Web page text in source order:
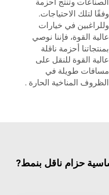
الصناعات وتنتج أحزمة
وفقًا لتلك الاحتياجات.
وللراغبين في خيارات
عالية القوة، فإننا نوصي
بمنتجاتنا أحزمة ناقلة
عالية القوة للنقل على
مسافات طويلة في
الظروف المناخية الحارة .